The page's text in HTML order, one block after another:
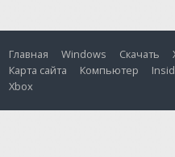
Главная Windows Скачать
Карта сайта
Компьютер
Xbox